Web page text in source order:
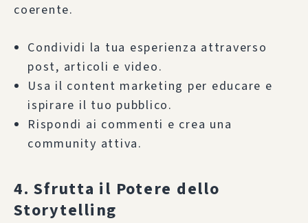
coerente.
Condividi la tua esperienza attraverso
post, articoli e video.
Usa il content marketing per educare e
ispirare il tuo pubblico.
Rispondi ai commenti e crea una
community attiva.
4. Sfrutta il Potere dello
Storytelling